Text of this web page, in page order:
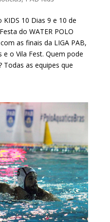
10 Dias 9 e 10 de
do WATER POLO
as finais da LIGA PAB,
e o Vila Fest. Quem pode
Todas as equipes que